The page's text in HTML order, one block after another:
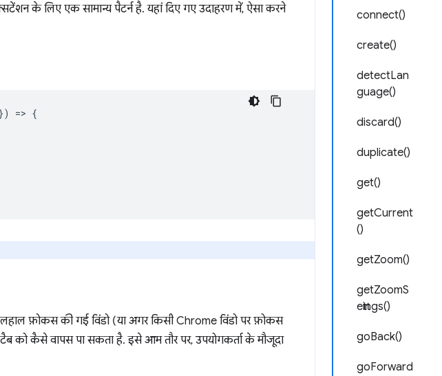
connect()
create()
detectLan
guage()
discard()
duplicate()
get()
getCurrent
()
getZoom()
getZoomS
ettings()
goBack()
goForward
के लिए एक सामान्य पैटर्न है. यहां दिए गए उदाहरण में, ऐसा करने
}) => {
फ़ोकस की गई विंडो (या अगर किसी Chrome विंडो पर फ़ोकस
को कैसे वापस पा सकता है. इसे आम तौर पर, उपयोगकर्ता के मौजूदा